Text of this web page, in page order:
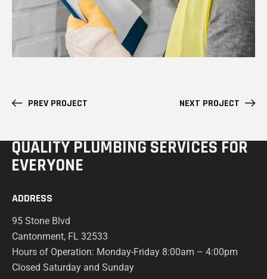
PREV PROJECT NEXT PROJECT
QUALITY PLUMBINGSERVICES FOR
EVERYONE
ADDRESS
95 Stone Blvd
Cantonment, FL 32533
Hours of Operation: Monday-Friday 8:00am – 4:00pm
Closed Saturday and Sunday